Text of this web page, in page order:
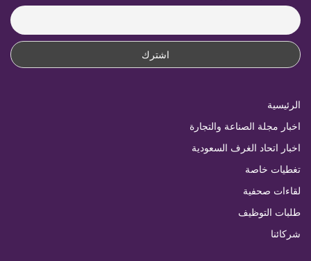
الرئيسية
اخبار مجلة الصناعة والتجارة
اخبار اتحاد الغرف السعودية
تغطيات خاصة
لقاءات صحفية
طلبات التوظيف
شركائنا